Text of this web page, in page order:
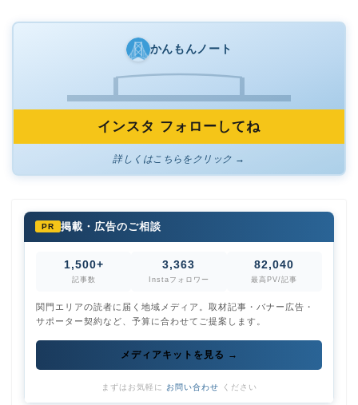
かんもんノート
インスタ フォローしてね
詳しくはこちらをクリック →
PR 掲載・広告のご相談
1,500+
記事数
3,363
Instaフォロワー
82,040
最高PV/記事
関門エリアの読者に届く地域メディア。取材記事・バナー広告・
サポーター契約など、予算に合わせてご提案します。
メディアキットを見る →
まずはお気軽に お問い合わせ ください